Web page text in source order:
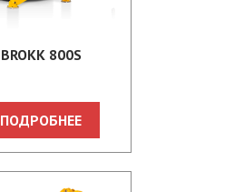
BROKK 800S
ПОДРОБНЕЕ